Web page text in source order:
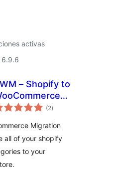
activas
6.9.6
– Shopify to
(2total
de
)
Migration
all of your shopify
to your